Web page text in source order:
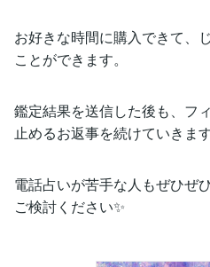
お好きな時間に購入できて、
ことができます。
鑑定結果を送信した後も、フ
止めるお返事を続けていきます
電話占いが苦手な人もぜひぜ
ご検討ください✨